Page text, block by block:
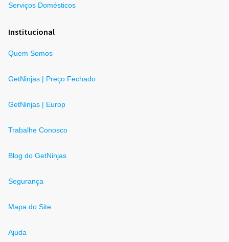
Serviços Domésticos
Institucional
Quem Somos
GetNinjas | Preço Fechado
GetNinjas | Europ
Trabalhe Conosco
Blog do GetNinjas
Segurança
Mapa do Site
Ajuda